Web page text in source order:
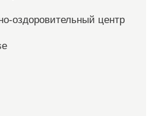
оздоровительный центр